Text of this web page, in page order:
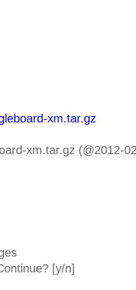
xm.tar.gz
xm.tar.gz (@2012-
[y/n]